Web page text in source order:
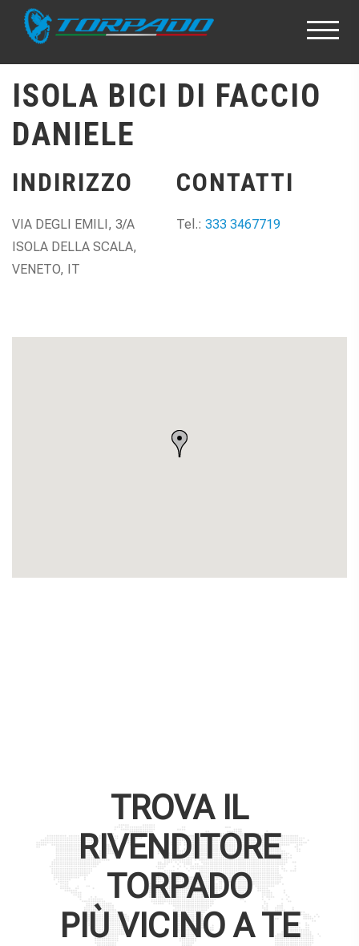
ISOLA BICI DI FACCIO
DANIELE
INDIRIZZO
VIA DEGLI EMILI, 3/A
ISOLA DELLA SCALA,
VENETO, IT
CONTATTI
Tel.: 333 3467719
TROVA IL
RIVENDITORE
TORPADO
PIÙ VICINO A TE